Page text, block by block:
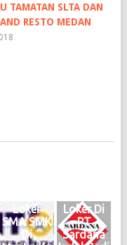
TAMATAN SLTA DAN
RESTO MEDAN
Loker
SMA SMK
Di
Loker Di
PT
Sardana